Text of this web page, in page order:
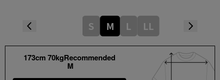
S M L LL
173cm 70kgRecommended
M